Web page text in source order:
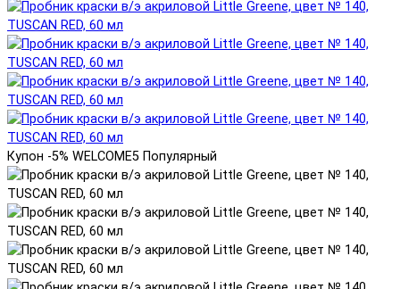
Купон -5% WELCOME5 Популярный